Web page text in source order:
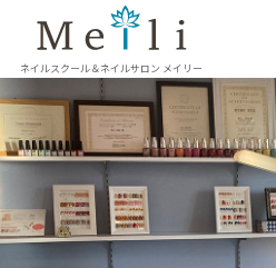
ネイルスクール＆ネイルサロン メイリー